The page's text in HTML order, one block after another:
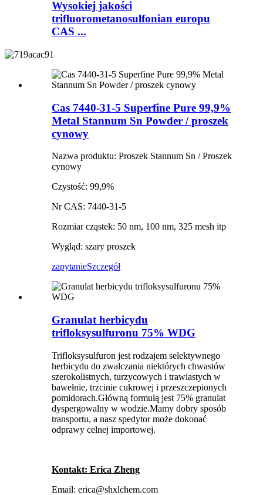
Wysokiej jakości
trifluorometanosulfonian europu
CAS ...
Cas 7440-31-5 Superfine Pure 99,9%
Metal Stannum Sn Powder / proszek
cynowy
Nazwa produktu: Proszek Stannum Sn / Proszek
cynowy
Czystość: 99,9%
Nr CAS: 7440-31-5
Rozmiar cząstek: 50 nm, 100 nm, 325 mesh itp
Wygląd: szary proszek
zapytanieSzczegół
Granulat herbicydu
trifloksysulfuronu 75% WDG
Trifloksysulfuron jest rodzajem selektywnego
herbicydu do zwalczania niektórych chwastów
szerokolistnych, turzycowych i trawiastych w
bawełnie, trzcinie cukrowej i przeszczepionych
pomidorach.Główną formułą jest 75% granulat
dyspergowalny w wodzie.Mamy dobry sposób
transportu, a nasz spedytor może dokonać
odprawy celnej importowej.
Kontakt: Erica Zheng
Email: erica@shxlchem.com